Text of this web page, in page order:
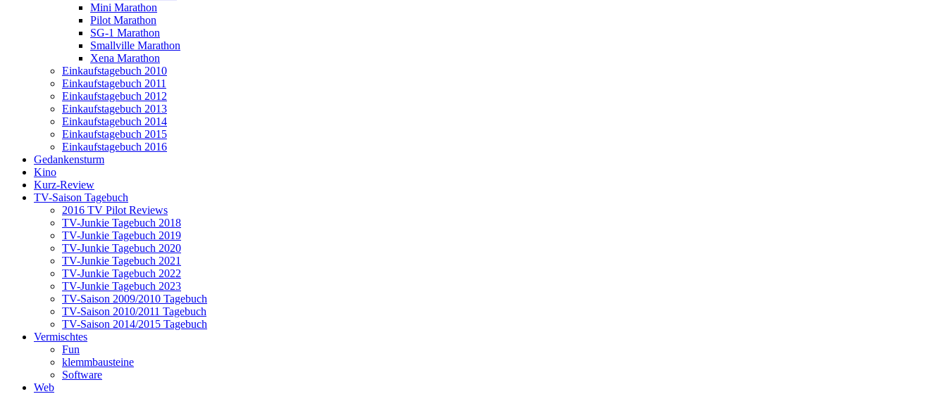
Mini Marathon
Pilot Marathon
SG-1 Marathon
Smallville Marathon
Xena Marathon
Einkaufstagebuch 2010
Einkaufstagebuch 2011
Einkaufstagebuch 2012
Einkaufstagebuch 2013
Einkaufstagebuch 2014
Einkaufstagebuch 2015
Einkaufstagebuch 2016
Gedankensturm
Kino
Kurz-Review
TV-Saison Tagebuch
2016 TV Pilot Reviews
TV-Junkie Tagebuch 2018
TV-Junkie Tagebuch 2019
TV-Junkie Tagebuch 2020
TV-Junkie Tagebuch 2021
TV-Junkie Tagebuch 2022
TV-Junkie Tagebuch 2023
TV-Saison 2009/2010 Tagebuch
TV-Saison 2010/2011 Tagebuch
TV-Saison 2014/2015 Tagebuch
Vermischtes
Fun
klemmbausteine
Software
Web